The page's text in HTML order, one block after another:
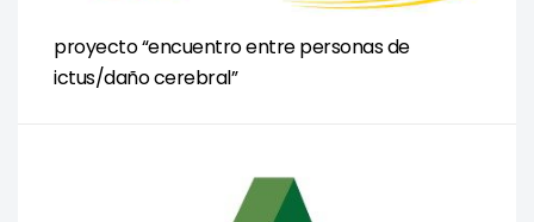
proyecto “encuentro entre personas de
ictus/daño cerebral”